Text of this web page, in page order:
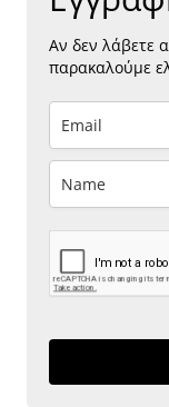
Αν δεν λάβετε
παρακαλούμε